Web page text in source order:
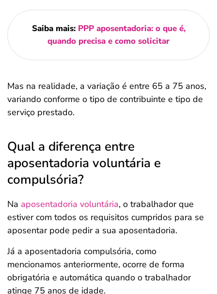
Saiba mais: PPP aposentadoria: o que é,
quando precisa e como solicitar
Mas na realidade, a variação é entre 65 a 75 anos,
variando conforme o tipo de contribuinte e tipo de
serviço prestado.
Qual a diferença entre
aposentadoria voluntária e
compulsória?
Na aposentadoria voluntária, o trabalhador que
estiver com todos os requisitos cumpridos para se
aposentar pode pedir a sua aposentadoria.
Já a aposentadoria compulsória, como
mencionamos anteriormente, ocorre de forma
obrigatória e automática quando o trabalhador
atinge 75 anos de idade.